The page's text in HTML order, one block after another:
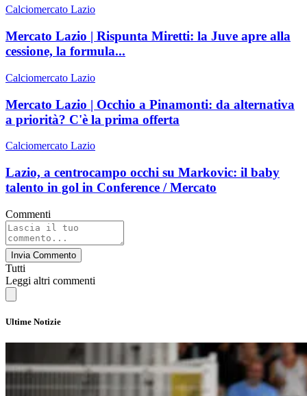
Calciomercato Lazio
Mercato Lazio | Rispunta Miretti: la Juve apre alla
cessione, la formula...
Calciomercato Lazio
Mercato Lazio | Occhio a Pinamonti: da alternativa
a priorità? C'è la prima offerta
Calciomercato Lazio
Lazio, a centrocampo occhi su Markovic: il baby
talento in gol in Conference / Mercato
Commenti
Invia Commento
Tutti
Leggi altri commenti
Ultime Notizie